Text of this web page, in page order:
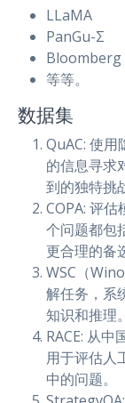
LLaMA
PanGu-Σ
Bloomberg
等等。
数据集
QuAC: 使用
的信息寻求
到的独特挑
COPA: 评
个问题都包
更合理的备
WSC（
解任务，系
知识和推理。
RACE: 从中
用于评估人
中的问题。